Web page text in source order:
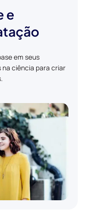
e
em seus
na ciência para criar